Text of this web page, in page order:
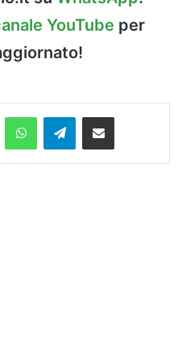
YouTube per
WhatsAppTelegramCondividi via Email